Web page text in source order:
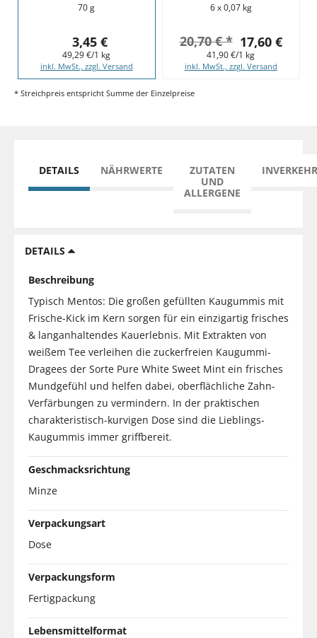
70 g
3,45 €
49,29 €/1 kg
inkl. MwSt., zzgl. Versand
6 x 0,07 kg
17,60 €
20,70 € *
41,90 €/1 kg
inkl. MwSt., zzgl. Versand
* Streichpreis entspricht Summe der Einzelpreise
DETAILS NÄHRWERTE
ZUTATEN
UND
ALLERGENE
DETAILS
Beschreibung
Typisch Mentos: Die großen gefüllten Kaugummis mit
Frische-Kick im Kern sorgen für ein einzigartig frisches
& langanhaltendes Kauerlebnis. Mit Extrakten von
weißem Tee verleihen die zuckerfreien Kaugummi-
Dragees der Sorte Pure White Sweet Mint ein frisches
Mundgefühl und helfen dabei, oberflächliche Zahn-
Verfärbungen zu vermindern. In der praktischen
charakteristisch-kurvigen Dose sind die Lieblings-
Kaugummis immer griffbereit.
Geschmacksrichtung
Minze
Verpackungsart
Dose
Verpackungsform
Fertigpackung
Lebensmittelformat